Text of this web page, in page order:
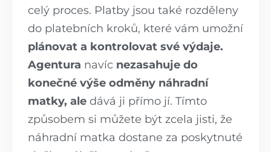
celý proces. Platby jsou také rozděleny
do platebních kroků, které vám umožní
plánovat a kontrolovat své výdaje.
Agentura navíc nezasahuje do
konečné výše odměny náhradní
matky, ale dává ji přímo jí. Tímto
způsobem si můžete být zcela jisti, že
náhradní matka dostane za poskytnuté